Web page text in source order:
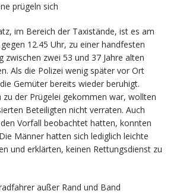
prügeln sich
im Bereich der Taxistände, ist es am
12.45 Uhr, zu einer handfesten
zwischen zwei 53 und 37 Jahre alten
Als die Polizei wenig später vor Ort
Gemüter bereits wieder beruhigt.
zu der Prügelei gekommen war, wollten
Beteiligten nicht verraten. Auch
Vorfall beobachtet hatten, konnten
Männer hatten sich lediglich leichte
und erklärten, keinen Rettungsdienst zu
außer Rand und Band